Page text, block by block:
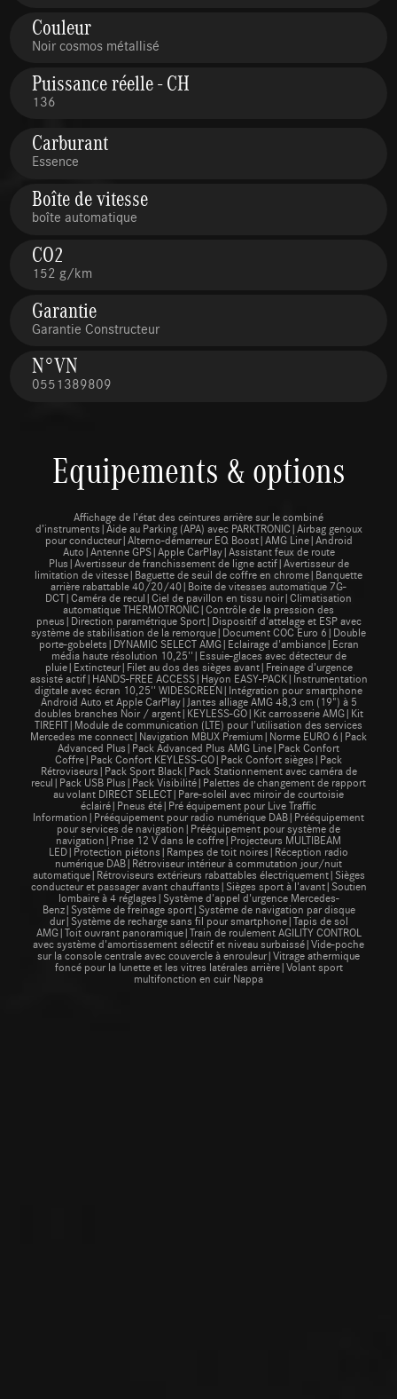
Couleur
Noir cosmos métallisé
Puissance réelle - CH
136
Carburant
Essence
Boîte de vitesse
boîte automatique
CO2
152 g/km
Garantie
Garantie Constructeur
N°VN
0551389809
Equipements & options
Affichage de l’état des ceintures arrière sur le combiné
d’instruments|Aide au Parking (APA) avec PARKTRONIC|Airbag genoux
pour conducteur|Alterno-démarreur EQ Boost|AMG Line|Android
Auto|Antenne GPS|Apple CarPlay|Assistant feux de route
Plus|Avertisseur de franchissement de ligne actif|Avertisseur de
limitation de vitesse|Baguette de seuil de coffre en chrome|Banquette
arrière rabattable 40/20/40|Boite de vitesses automatique 7G-
DCT|Caméra de recul|Ciel de pavillon en tissu noir|Climatisation
automatique THERMOTRONIC|Contrôle de la pression des
pneus|Direction paramétrique Sport|Dispositif d'attelage et ESP avec
système de stabilisation de la remorque|Document COC Euro 6|Double
porte-gobelets|DYNAMIC SELECT AMG|Eclairage d'ambiance|Ecran
média haute résolution 10,25''|Essuie-glaces avec détecteur de
pluie|Extincteur|Filet au dos des sièges avant|Freinage d’urgence
assisté actif|HANDS-FREE ACCESS|Hayon EASY-PACK|Instrumentation
digitale avec écran 10,25'' WIDESCREEN|Intégration pour smartphone
Android Auto et Apple CarPlay|Jantes alliage AMG 48,3 cm (19") à 5
doubles branches Noir / argent|KEYLESS-GO|Kit carrosserie AMG|Kit
TIREFIT|Module de communication (LTE) pour l’utilisation des services
Mercedes me connect|Navigation MBUX Premium|Norme EURO 6|Pack
Advanced Plus|Pack Advanced Plus AMG Line|Pack Confort
Coffre|Pack Confort KEYLESS-GO|Pack Confort sièges|Pack
Rétroviseurs|Pack Sport Black|Pack Stationnement avec caméra de
recul|Pack USB Plus|Pack Visibilité|Palettes de changement de rapport
au volant DIRECT SELECT|Pare-soleil avec miroir de courtoisie
éclairé|Pneus été|Pré équipement pour Live Traffic
Information|Prééquipement pour radio numérique DAB|Prééquipement
pour services de navigation|Prééquipement pour système de
navigation|Prise 12 V dans le coffre|Projecteurs MULTIBEAM
LED|Protection piétons|Rampes de toit noires|Réception radio
numérique DAB|Rétroviseur intérieur à commutation jour/nuit
automatique|Rétroviseurs extérieurs rabattables électriquement|Sièges
conducteur et passager avant chauffants|Sièges sport à l'avant|Soutien
lombaire à 4 réglages|Système d'appel d'urgence Mercedes-
Benz|Système de freinage sport|Système de navigation par disque
dur|Système de recharge sans fil pour smartphone|Tapis de sol
AMG|Toit ouvrant panoramique|Train de roulement AGILITY CONTROL
avec système d'amortissement sélectif et niveau surbaissé|Vide-poche
sur la console centrale avec couvercle à enrouleur|Vitrage athermique
foncé pour la lunette et les vitres latérales arrière|Volant sport
multifonction en cuir Nappa